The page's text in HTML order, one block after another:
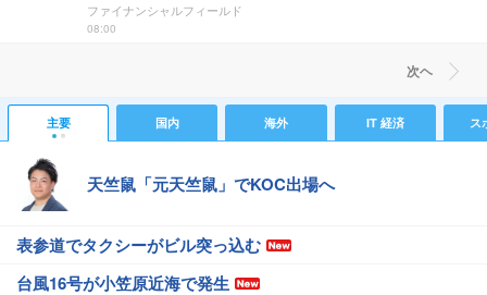
ファイナンシャルフィールド
08:00
次ヘ
主要 国内 海外 IT 経済 ス
天竺鼠「元天竺鼠」でKOC出場へ
表参道でタクシーがビル突っ込む
台風16号が小笠原近海で発生